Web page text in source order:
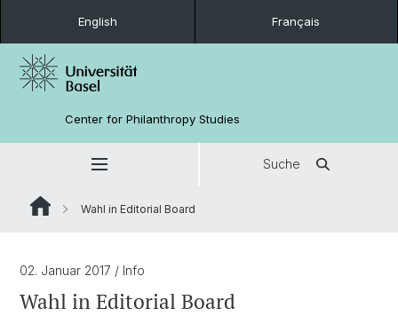
English Français
Center for Philanthropy Studies
Suche
Wahl in Editorial Board
02. Januar 2017 / Info
Wahl in Editorial Board